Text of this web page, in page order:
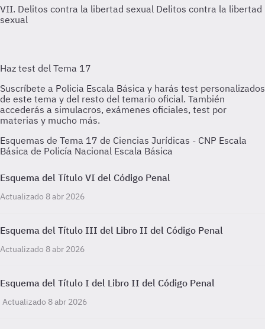
VII. Delitos contra la libertad sexual Delitos contra la libertad
sexual
Esquemas de Tema 17 de Ciencias Jurídicas - CNP Escala
Básica de Policía Nacional Escala Básica
Esquema del Título VI del Código Penal
Actualizado 8 abr 2026
Esquema del Título III del Libro II del Código Penal
Actualizado 8 abr 2026
Esquema del Título I del Libro II del Código Penal
Actualizado 8 abr 2026